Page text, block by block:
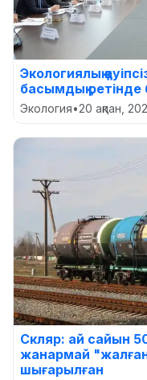
Экологиялық
басымдық ретінде
Экология•20 ақпан,
Скляр: ай сайын
жанармай "жалған
шығарылған